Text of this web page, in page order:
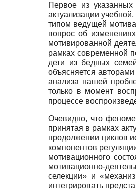
Первое из
актуализации
типом ведущей
вопрос об
мотивированной
рамках современной
дети из бедных
объясняется
анализа нашей
только в момент
процессе
Очевидно, что
принятая в рамках
продолжении циклов
компонентов
мотивационного
мотивационно-
селекции» и
интегрировать